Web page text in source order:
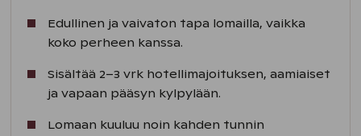
Edullinen ja vaivaton tapa lomailla, vaikka
koko perheen kanssa.
Sisältää 2–3 vrk hotellimajoituksen, aamiaiset
ja vapaan pääsyn kylpylään.
Lomaan kuuluu noin kahden tunnin